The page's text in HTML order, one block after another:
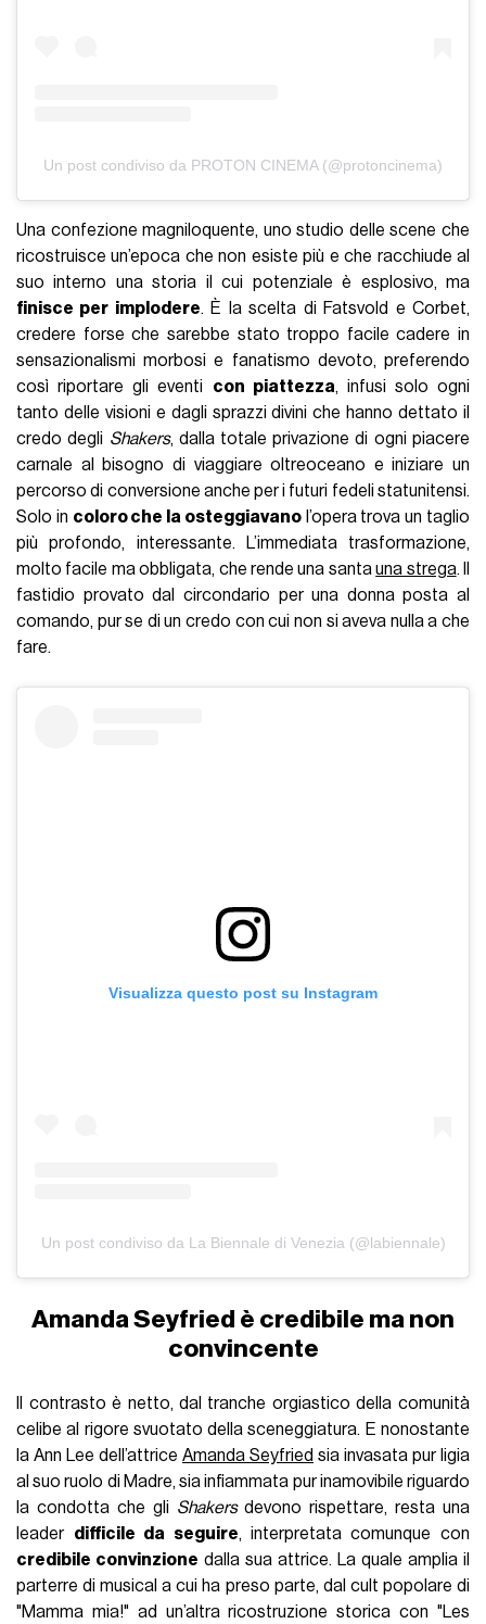
Un post condiviso da PROTON CINEMA (@protoncinema)
Una confezione magniloquente, uno studio delle scene che
ricostruisce un’epoca che non esiste più e che racchiude al
suo interno una storia il cui potenziale è esplosivo, ma
finisce per implodere. È la scelta di Fatsvold e Corbet,
credere forse che sarebbe stato troppo facile cadere in
sensazionalismi morbosi e fanatismo devoto, preferendo
così riportare gli eventi con piattezza, infusi solo ogni
tanto delle visioni e dagli sprazzi divini che hanno dettato il
credo degli Shakers, dalla totale privazione di ogni piacere
carnale al bisogno di viaggiare oltreoceano e iniziare un
percorso di conversione anche per i futuri fedeli statunitensi.
Solo in coloro che la osteggiavanol’opera trova un taglio
più profondo, interessante. L’immediata trasformazione,
molto facile ma obbligata, che rende una santauna strega. Il
fastidio provato dal circondario per una donna posta al
comando, pur se di un credo con cui non si aveva nulla a che
fare.
Visualizza questo post su Instagram
Un post condiviso da La Biennale di Venezia (@labiennale)
Amanda Seyfried è credibile ma non
convincente
Il contrasto è netto, dal tranche orgiastico della comunità
celibe al rigore svuotato della sceneggiatura. E nonostante
la Ann Lee dell’attriceAmanda Seyfried sia invasata pur ligia
al suo ruolo di Madre, sia infiammata pur inamovibile riguardo
la condotta che gli Shakersdevono rispettare, resta una
leader difficile da seguire, interpretata comunque con
credibile convinzione dalla sua attrice. La quale amplia il
parterre di musical a cui ha preso parte, dal cult popolare di
"Mamma mia!" ad un’altra ricostruzione storica con "Les